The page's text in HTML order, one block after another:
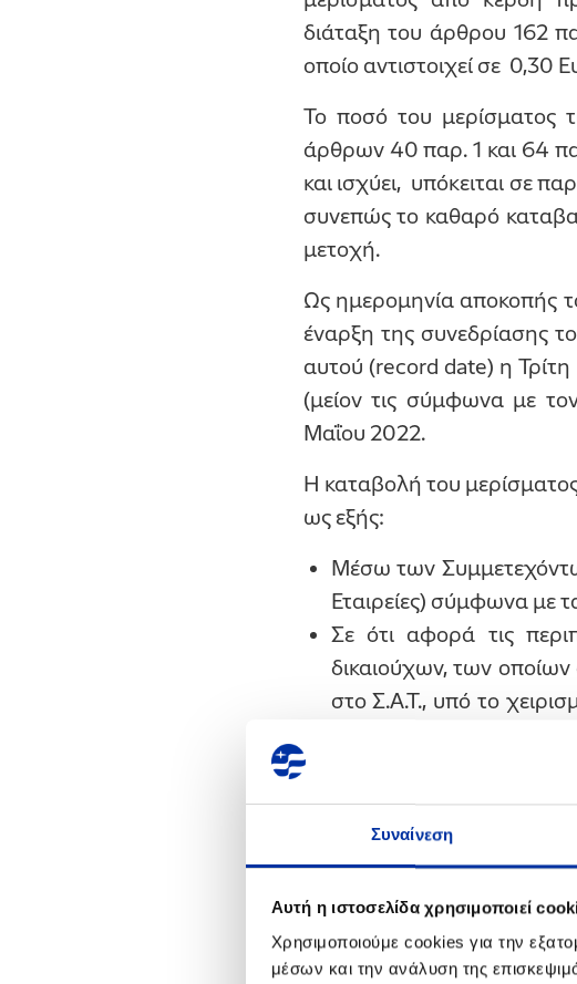
Συναίνεση
Αυτή η ιστοσελίδα χρησιμοποιεί
Χρησιμοποιούμε cookies για την
μέσων και την ανάλυση της
διάταξη του άρθρου 162
οποίο αντιστοιχεί σε 0,30
Το ποσό του μερίσματος
άρθρων 40 παρ. 1 και 64
και ισχύει, υπόκειται σε
συνεπώς το καθαρό
μετοχή.
Ως ημερομηνία αποκοπής
έναρξη της συνεδρίασης
αυτού (record date) η
(μείον τις σύμφωνα με
Μαΐου 2022.
Η καταβολή του
ως εξής:
Μέσω των
Εταιρείες) σύμφωνα με
Σε ότι αφορά τις
δικαιούχων, των οποίων
στο Σ.Α.Τ., υπό το
με τις σχετικές
Για περισσότερες
Εξυπηρέτησης Μετόχων και